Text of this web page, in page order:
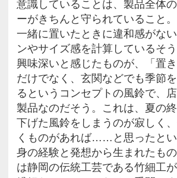
京扇子、袋セット 赤 価格：10800円(税込)